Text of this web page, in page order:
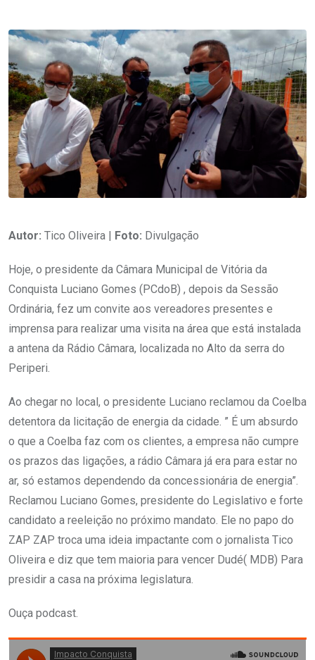
Autor: Tico Oliveira | Foto: Divulgação
Hoje, o presidente da Câmara Municipal de Vitória da
Conquista Luciano Gomes (PCdoB) , depois da Sessão
Ordinária, fez um convite aos vereadores presentes e
imprensa para realizar uma visita na área que está instalada
a antena da Rádio Câmara, localizada no Alto da serra do
Periperi.
Ao chegar no local, o presidente Luciano reclamou da Coelba
detentora da licitação de energia da cidade. ” É um absurdo
o que a Coelba faz com os clientes, a empresa não cumpre
os prazos das ligações, a rádio Câmara já era para estar no
ar, só estamos dependendo da concessionária de energia”.
Reclamou Luciano Gomes, presidente do Legislativo e forte
candidato a reeleição no próximo mandato. Ele no papo do
ZAP ZAP troca uma ideia impactante com o jornalista Tico
Oliveira e diz que tem maioria para vencer Dudé( MDB) Para
presidir a casa na próxima legislatura.
Ouça podcast.